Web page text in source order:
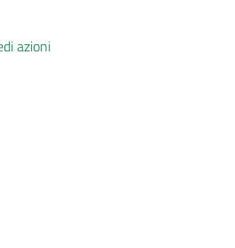
azioni